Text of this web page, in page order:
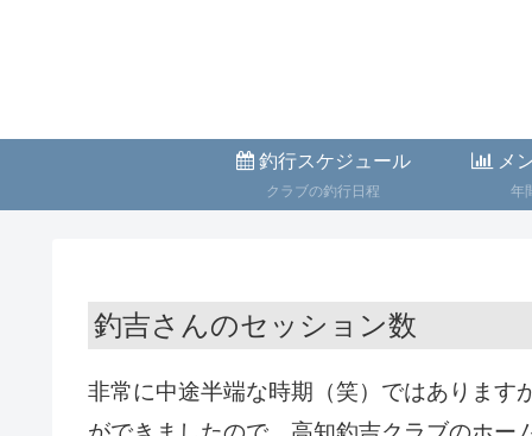
釣行スケジュール
クラブの釣行日程
メ
年
釣吉さんのセッション数
非常に中途半端な時期（笑）ではあります